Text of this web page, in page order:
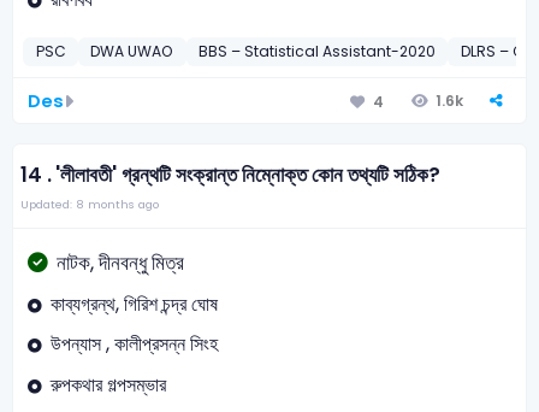
PSC DWA UWAO BBS – Statistical Assistant-2020 DLRS –
Des 4 1.6k
14 .'লীলাবতী' গ্রন্থটি সংক্রান্ত নিম্নােক্ত কোন তথ্যটি সঠিক?
Updated: 8 months ago
নাটক, দীনবন্ধু মিত্র
কাব্যগ্রন্থ, গিরিশ চন্দ্র ঘোষ
উপন্যাস , কালীপ্রসন্ন সিংহ
রুপকথার গল্পসম্ভার